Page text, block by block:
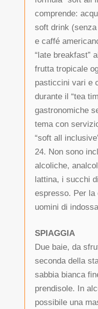
comprende:
soft drink
e caffé
“late breakfast”
frutta tropicale
pasticcini vari e
durante il “tea
gastronomiche
tema con
“soft all
24. Non sono
alcoliche,
lattina, i succhi
espresso. Per la
uomini di
SPIAGGIA
Due baie, da
seconda della
sabbia bianca
prendisole. In
possibile una